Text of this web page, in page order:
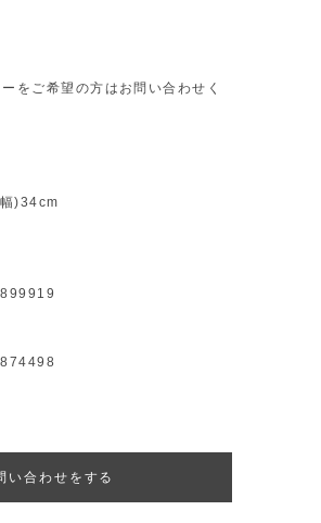
をご希望の方はお問い合わせく
)34cm
い合わせをする